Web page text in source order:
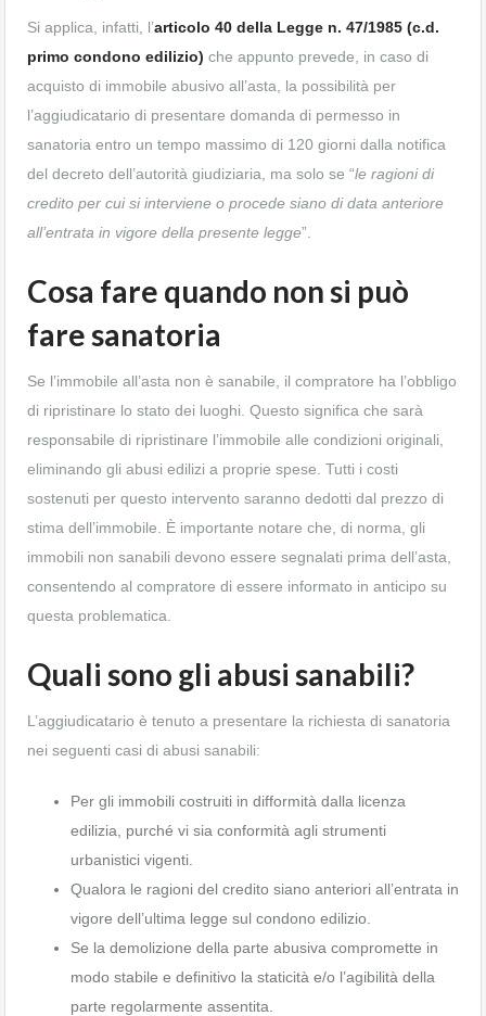
Si applica, infatti, l’articolo 40 della Legge n. 47/1985 (c.d.
primo condono edilizio) che appunto prevede, in caso di
acquisto di immobile abusivo all’asta, la possibilità per
l’aggiudicatario di presentare domanda di permesso in
sanatoria entro un tempo massimo di 120 giorni dalla notifica
del decreto dell’autorità giudiziaria, ma solo se “le ragioni di
credito per cui si interviene o procede siano di data anteriore
all’entrata in vigore della presente legge”.
Cosa fare quando non si può
fare sanatoria
Se l’immobile all’asta non è sanabile, il compratore ha l’obbligo
di ripristinare lo stato dei luoghi. Questo significa che sarà
responsabile di ripristinare l’immobile alle condizioni originali,
eliminando gli abusi edilizi a proprie spese. Tutti i costi
sostenuti per questo intervento saranno dedotti dal prezzo di
stima dell’immobile. È importante notare che, di norma, gli
immobili non sanabili devono essere segnalati prima dell’asta,
consentendo al compratore di essere informato in anticipo su
questa problematica.
Quali sono gli abusi sanabili?
L’aggiudicatario è tenuto a presentare la richiesta di sanatoria
nei seguenti casi di abusi sanabili:
Per gli immobili costruiti in difformità dalla licenza
edilizia, purché vi sia conformità agli strumenti
urbanistici vigenti.
Qualora le ragioni del credito siano anteriori all’entrata in
vigore dell’ultima legge sul condono edilizio.
Se la demolizione della parte abusiva compromette in
modo stabile e definitivo la staticità e/o l’agibilità della
parte regolarmente assentita.